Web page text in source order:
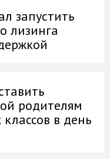
запустить
лизинга
родителям
в день